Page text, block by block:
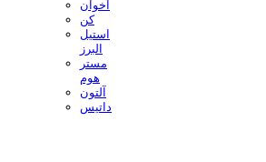
اخوان
کن
استیل
البرز
مستر
هوم
آلتون
داتیس